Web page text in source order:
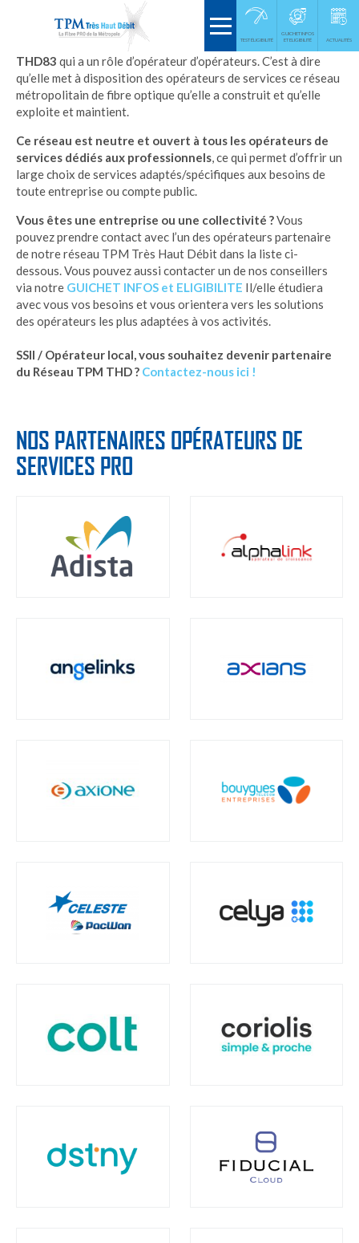
TPM Très Haut Débit est exploité par lasociété
THD83 qui a un rôle d’opérateur d’opérateurs. C’est à dire
qu’elle met à disposition des opérateurs de services ce réseau
métropolitain de fibre optique qu’elle a construit et qu’elle
exploite et maintient.
Ce réseau est neutre et ouvert à tous les opérateurs de
services dédiés aux professionnels, ce qui permet d’offrir un
large choix de services adaptés/spécifiques aux besoins de
toute entreprise ou compte public.
Vous êtes une entreprise ou une collectivité ?Vous
pouvez prendre contact avec l’un des opérateurs partenaire
de notre réseau TPM Très Haut Débit dans la liste ci-
dessous. Vous pouvez aussi contacter un de nos conseillers
via notre GUICHET INFOS et ELIGIBILITE Il/elle étudiera
avec vous vos besoins et vous orientera vers les solutions
des opérateurs les plus adaptées à vos activités.
SSII / Opérateur local, vous souhaitez devenir partenaire
du Réseau TPM THD ? Contactez-nous ici !
NOS PARTENAIRES OPÉRATEURS DE
SERVICES PRO
TEST ÉLIGIBILITÉ
GUICHET INFOS
ET ELIGIBILITÉ
ACTUALITÉS